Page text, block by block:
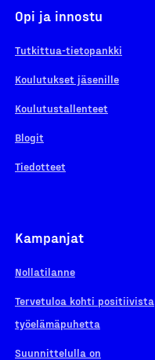
Opi ja innostu
Tutkittua-tietopankki
Koulutukset jäsenille
Koulutustallenteet
Blogit
Tiedotteet
Kampanjat
Nollatilanne
Tervetuloa kohti positiivista
työelämäpuhetta
Suunnittelulla on